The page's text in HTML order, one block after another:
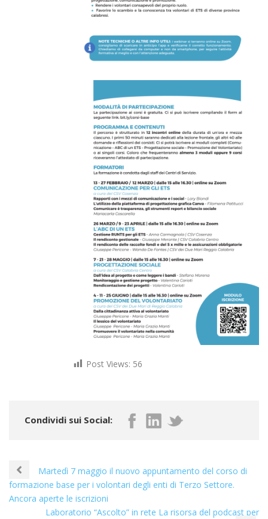
Post Views: 56
Condividi sui Social:
Martedì 7 maggio il nuovo appuntamento del corso di
formazione base per i volontari degli enti di Terzo Settore.
Ancora aperte le iscrizioni
Laboratorio “Ascolto” in rete La risorsa del podcast per